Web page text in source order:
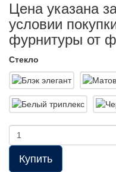
Цена указана
условии
фурнитуры от
Стекло
Купить